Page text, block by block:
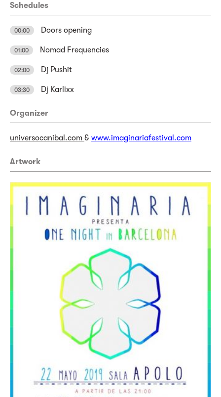
Schedules
00:00 Doors opening
01:00 Nomad Frequencies
02:00 Dj Pushit
03:30 Dj Karlixx
Organizer
universocanibal.com & www.imaginariafestival.com
Artwork